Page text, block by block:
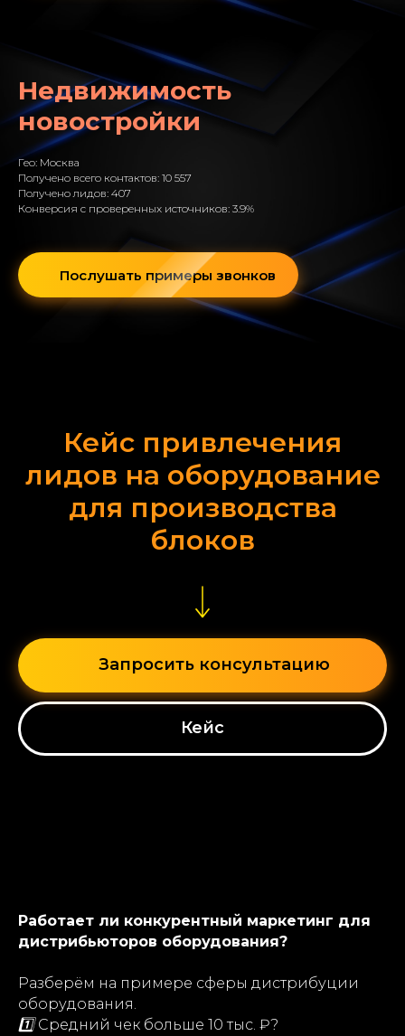
Недвижимость
новостройки
Гео: Москва
Получено всего контактов: 10 557
Получено лидов: 407
Конверсия с проверенных источников: 3.9%
Послушать примеры звонков
Кейс привлечения
лидов на оборудование
для производства
блоков
Запросить консультацию
Кейс
Работает ли конкурентный маркетинг для
дистрибьюторов оборудования?
Разберём на примере сферы дистрибуции
оборудования.
1️⃣Средний чек больше 10 тыс. ₽?